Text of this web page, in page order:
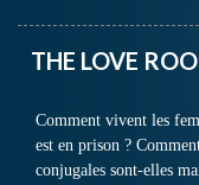
THE LOVE
Comment vivent les
est en prison ?
conjugales sont-elles